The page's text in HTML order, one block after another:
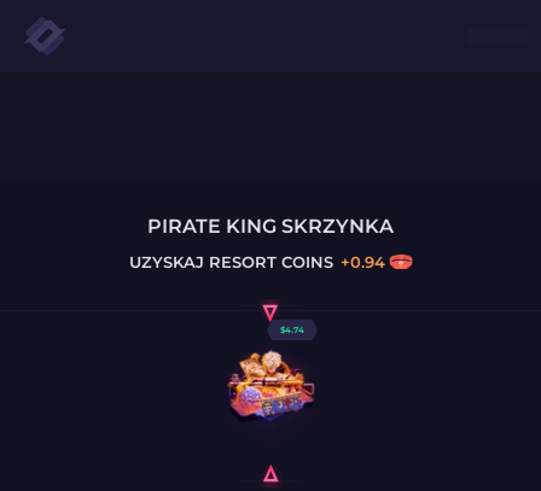
PIRATE KING SKRZYNKA
UZYSKAJ RESORT COINS +0.94
$4.74